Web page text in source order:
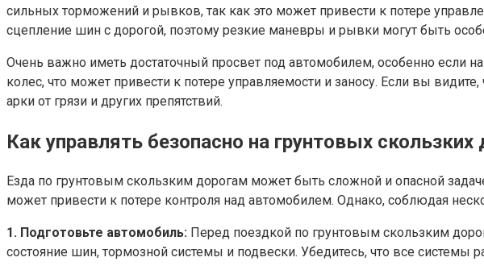
сильных торможений и рывков, так как это может привести к потере
сцепление шин с дорогой, поэтому резкие маневры и рывки могут быть
Очень важно иметь достаточный просвет под автомобилем, особенно если
колес, что может привести к потере управляемости и заносу. Если вы
арки от грязи и других препятствий.
Как управлять безопасно на грунтовых
Езда по грунтовым скользким дорогам может быть сложной и опасной
может привести к потере контроля над автомобилем. Однако, соблюдая
1. Подготовьте автомобиль: Перед поездкой по грунтовым скользким
состояние шин, тормозной системы и подвески. Убедитесь, что все системы